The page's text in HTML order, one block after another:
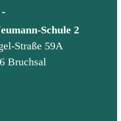
Schule 2
Straße 59A
Bruchsal